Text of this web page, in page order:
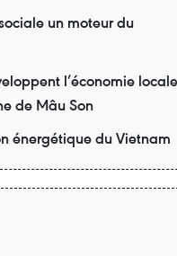
un moteur du
l’économie locale
de Mâu Son
énergétique du Vietnam